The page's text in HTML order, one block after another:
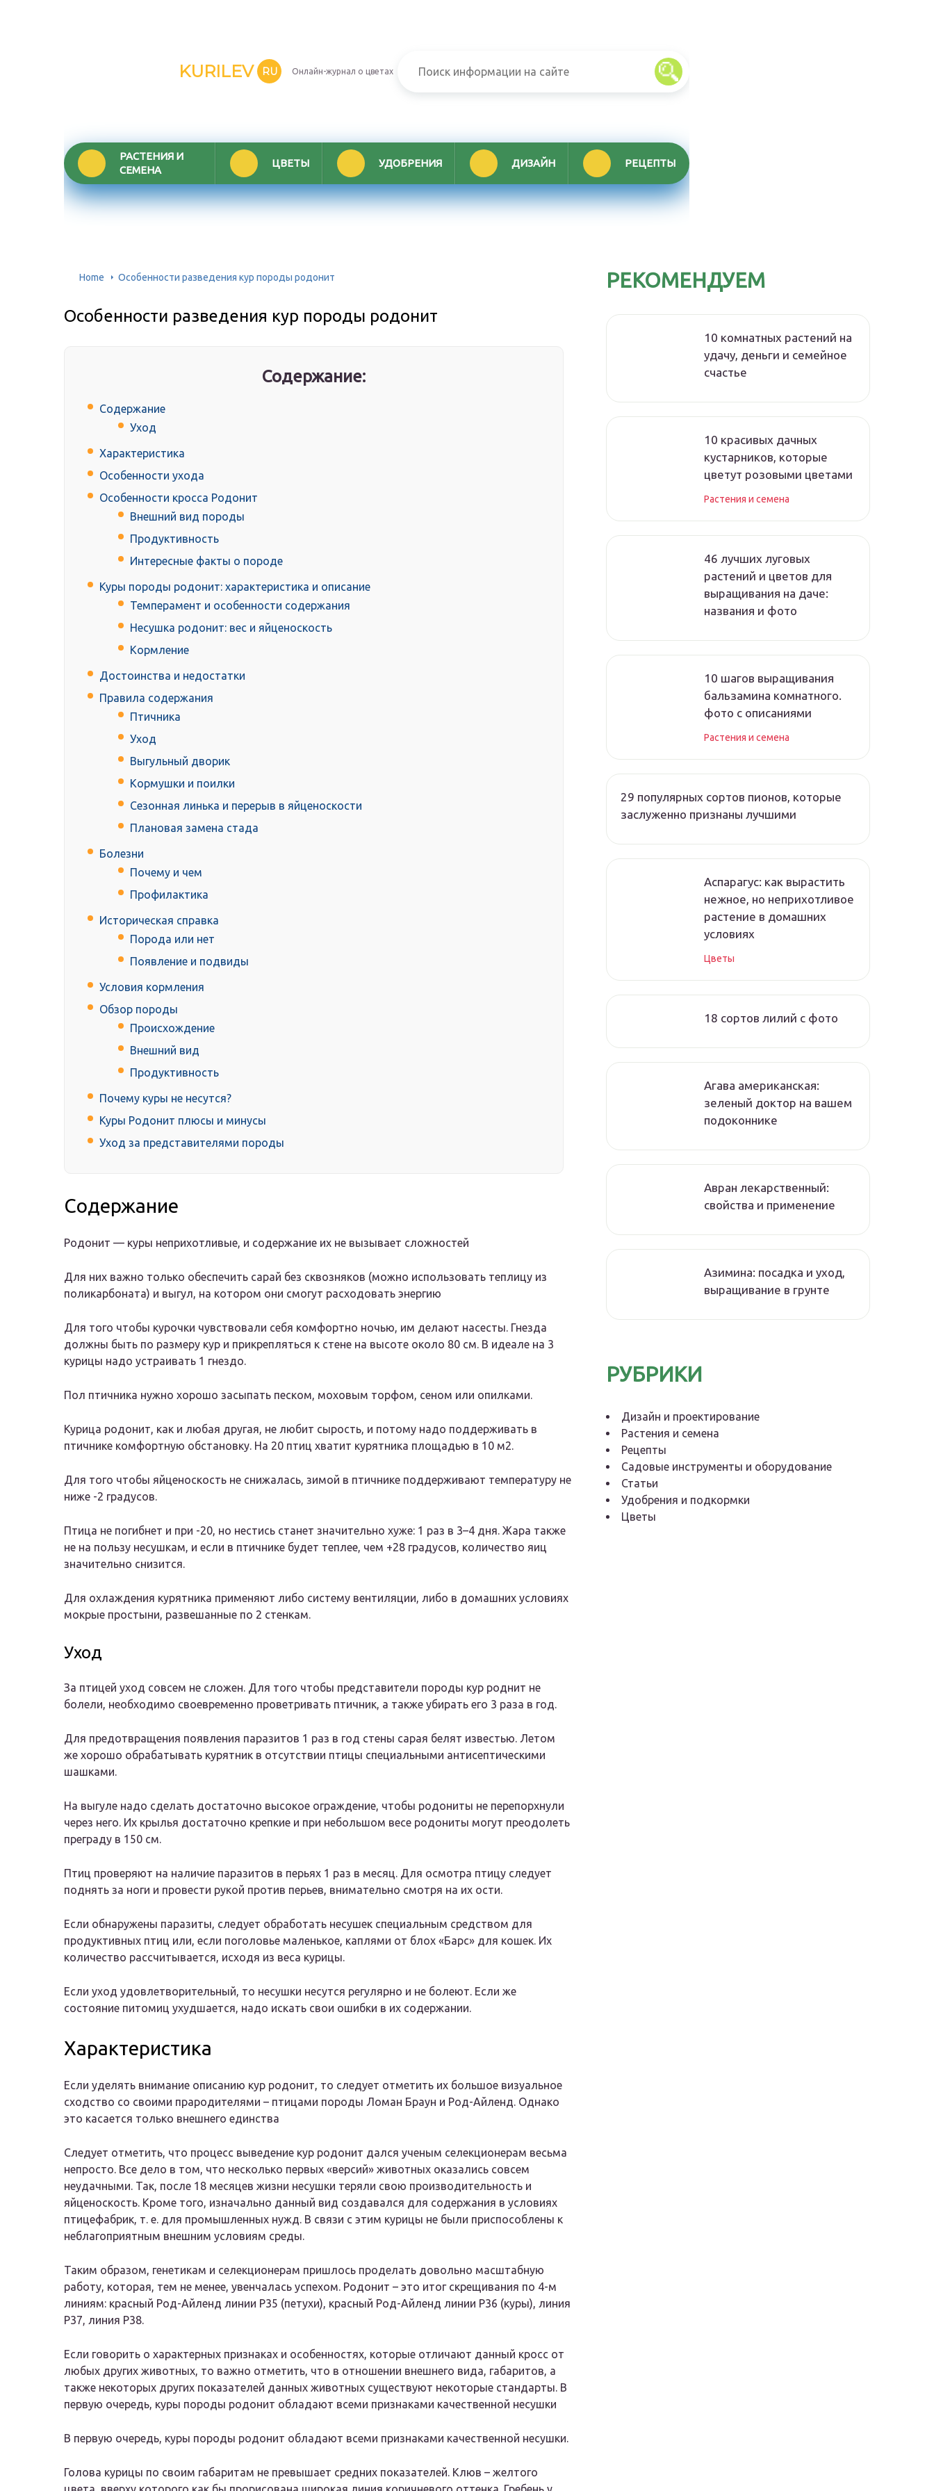
KURILEV RU Онлайн-журнал о цветах
РАСТЕНИЯ И
СЕМЕНА
ЦВЕТЫ УДОБРЕНИЯ ДИЗАЙН РЕЦЕПТЫ
Home Особенности разведения кур породы родонит
Особенности разведения кур породы родонит
Содержание:
Содержание
Уход
Характеристика
Особенности ухода
Особенности кросса Родонит
Внешний вид породы
Продуктивность
Интересные факты о породе
Куры породы родонит: характеристика и описание
Темперамент и особенности содержания
Несушка родонит: вес и яйценоскость
Кормление
Достоинства и недостатки
Правила содержания
Птичника
Уход
Выгульный дворик
Кормушки и поилки
Сезонная линька и перерыв в яйценоскости
Плановая замена стада
Болезни
Почему и чем
Профилактика
Историческая справка
Порода или нет
Появление и подвиды
Условия кормления
Обзор породы
Происхождение
Внешний вид
Продуктивность
Почему куры не несутся?
Куры Родонит плюсы и минусы
Уход за представителями породы
Содержание
Родонит — куры неприхотливые, и содержание их не вызывает сложностей
Для них важно только обеспечить сарай без сквозняков (можно использовать теплицу из
поликарбоната) и выгул, на котором они смогут расходовать энергию
Для того чтобы курочки чувствовали себя комфортно ночью, им делают насесты. Гнезда
должны быть по размеру кур и прикрепляться к стене на высоте около 80 см. В идеале на 3
курицы надо устраивать 1 гнездо.
Пол птичника нужно хорошо засыпать песком, моховым торфом, сеном или опилками.
Курица родонит, как и любая другая, не любит сырость, и потому надо поддерживать в
птичнике комфортную обстановку. На 20 птиц хватит курятника площадью в 10 м2.
Для того чтобы яйценоскость не снижалась, зимой в птичнике поддерживают температуру не
ниже -2 градусов.
Птица не погибнет и при -20, но нестись станет значительно хуже: 1 раз в 3–4 дня. Жара также
не на пользу несушкам, и если в птичнике будет теплее, чем +28 градусов, количество яиц
значительно снизится.
Для охлаждения курятника применяют либо систему вентиляции, либо в домашних условиях
мокрые простыни, развешанные по 2 стенкам.
Уход
За птицей уход совсем не сложен. Для того чтобы представители породы кур роднит не
болели, необходимо своевременно проветривать птичник, а также убирать его 3 раза в год.
Для предотвращения появления паразитов 1 раз в год стены сарая белят известью. Летом
же хорошо обрабатывать курятник в отсутствии птицы специальными антисептическими
шашками.
На выгуле надо сделать достаточно высокое ограждение, чтобы родониты не перепорхнули
через него. Их крылья достаточно крепкие и при небольшом весе родониты могут преодолеть
преграду в 150 см.
Птиц проверяют на наличие паразитов в перьях 1 раз в месяц. Для осмотра птицу следует
поднять за ноги и провести рукой против перьев, внимательно смотря на их ости.
Если обнаружены паразиты, следует обработать несушек специальным средством для
продуктивных птиц или, если поголовье маленькое, каплями от блох «Барс» для кошек. Их
количество рассчитывается, исходя из веса курицы.
Если уход удовлетворительный, то несушки несутся регулярно и не болеют. Если же
состояние питомиц ухудшается, надо искать свои ошибки в их содержании.
Характеристика
Если уделять внимание описанию кур родонит, то следует отметить их большое визуальное
сходство со своими прародителями – птицами породы Ломан Браун и Род-Айленд. Однако
это касается только внешнего единства
Следует отметить, что процесс выведение кур родонит дался ученым селекционерам весьма
непросто. Все дело в том, что несколько первых «версий» животных оказались совсем
неудачными. Так, после 18 месяцев жизни несушки теряли свою производительность и
яйценоскость. Кроме того, изначально данный вид создавался для содержания в условиях
птицефабрик, т. е. для промышленных нужд. В связи с этим курицы не были приспособлены к
неблагоприятным внешним условиям среды.
Таким образом, генетикам и селекционерам пришлось проделать довольно масштабную
работу, которая, тем не менее, увенчалась успехом. Родонит – это итог скрещивания по 4-м
линиям: красный Род-Айленд линии Р35 (петухи), красный Род-Айленд линии Р36 (куры), линия
Р37, линия Р38.
Если говорить о характерных признаках и особенностях, которые отличают данный кросс от
любых других животных, то важно отметить, что в отношении внешнего вида, габаритов, а
также некоторых других показателей данных животных существуют некоторые стандарты. В
первую очередь, куры породы родонит обладают всеми признаками качественной несушки
В первую очередь, куры породы родонит обладают всеми признаками качественной несушки.
Голова курицы по своим габаритам не превышает средних показателей. Клюв – желтого
РЕКОМЕНДУЕМ
10 комнатных растений на
удачу, деньги и семейное
счастье
10 красивых дачных
кустарников, которые
цветут розовыми цветами
Растения и семена
46 лучших луговых
растений и цветов для
выращивания на даче:
названия и фото
10 шагов выращивания
бальзамина комнатного.
фото с описаниями
Растения и семена
29 популярных сортов пионов, которые
заслуженно признаны лучшими
Аспарагус: как вырастить
нежное, но неприхотливое
растение в домашних
условиях
Цветы
18 сортов лилий с фото
Агава американская:
зеленый доктор на вашем
подоконнике
Авран лекарственный:
свойства и применение
Азимина: посадка и уход,
выращивание в грунте
РУБРИКИ
Дизайн и проектирование
Растения и семена
Рецепты
Садовые инструменты и оборудование
Статьи
Удобрения и подкормки
Цветы